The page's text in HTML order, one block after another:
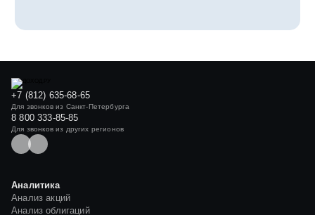
+7 (812) 635-68-65
Для звонков из Санкт-Петербурга
8 800 333-85-85
Для звонков из других регионов
Аналитика
Анализ акций
Анализ облигаций